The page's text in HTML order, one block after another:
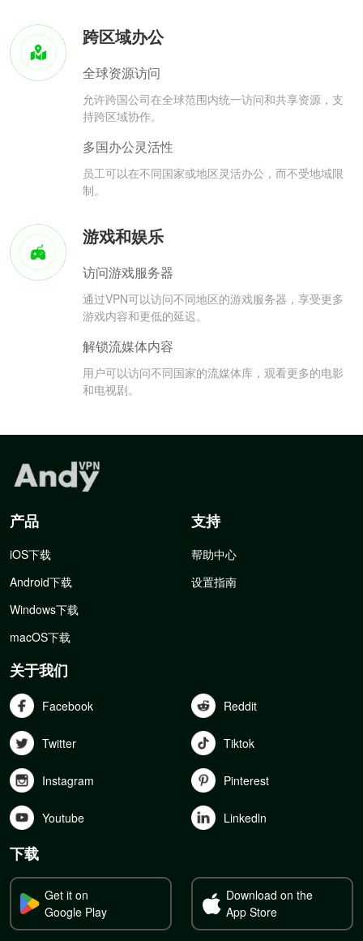
跨区域办公
全球资源访问
允许跨国公司在全球范围内统一访问和共享资源，支
持跨区域协作。
多国办公灵活性
员工可以在不同国家或地区灵活办公，而不受地域限
制。
游戏和娱乐
访问游戏服务器
通过VPN可以访问不同地区的游戏服务器，享受更多
游戏内容和更低的延迟。
解锁流媒体内容
用户可以访问不同国家的流媒体库，观看更多的电影
和电视剧。
产品
iOS下载
Android下载
Windows下载
macOS下载
支持
帮助中心
设置指南
关于我们
Facebook Reddit
Twitter Tiktok
Instagram Pinterest
Youtube Linkedln
下载
Get it on
Google Play
Download on the
App Store